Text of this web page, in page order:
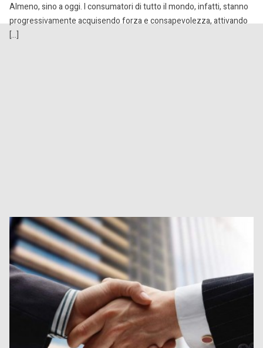
Almeno, sino a oggi. I consumatori di tutto il mondo, infatti, stanno
progressivamente acquisendo forza e consapevolezza, attivando
[…]